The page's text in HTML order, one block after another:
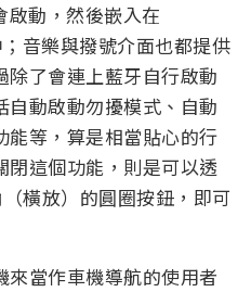
動，然後嵌入在
音樂與撥號介面也都提供
了會連上藍牙自行啟動
動啟動勿擾模式、自動
能等，算是相當貼心的行
閉這個功能，則是可以透
橫放）的圓圈按鈕，即可
當作車機導航的使用者